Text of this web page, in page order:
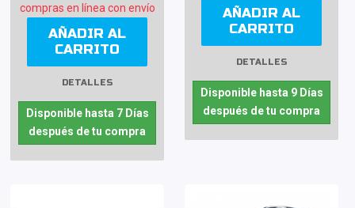
compras en línea con envío
AÑADIR AL
CARRITO
DETALLES
Disponible hasta 7 Días
después de tu compra
AÑADIR AL
CARRITO
DETALLES
Disponible hasta 9 Días
después de tu compra